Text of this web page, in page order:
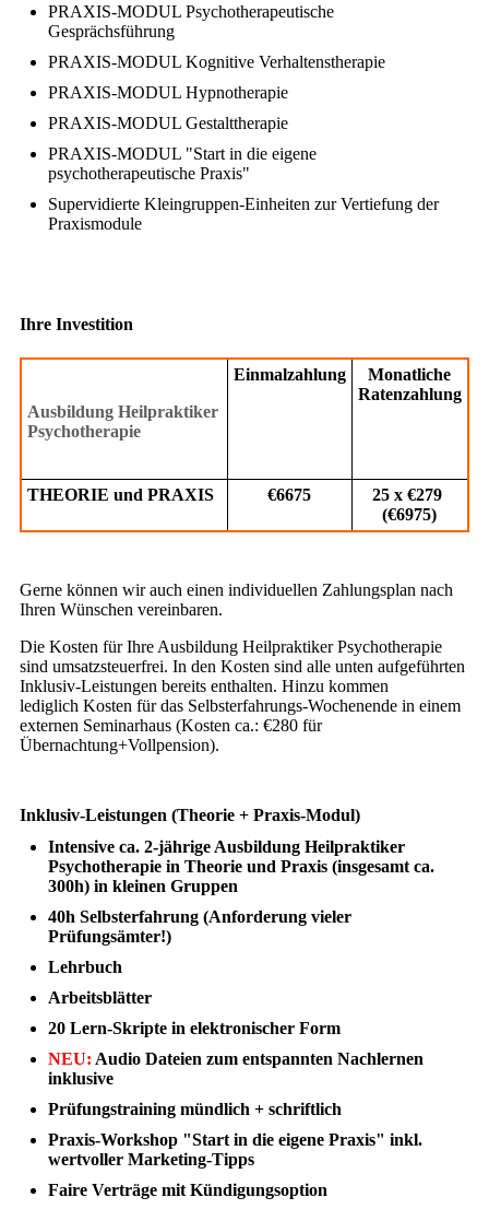
PRAXIS-MODUL Psychotherapeutische
Gesprächsführung
PRAXIS-MODUL Kognitive Verhaltenstherapie
PRAXIS-MODUL Hypnotherapie
PRAXIS-MODUL Gestalttherapie
PRAXIS-MODUL "Start in die eigene
psychotherapeutische Praxis"
Supervidierte Kleingruppen-Einheiten zur Vertiefung der
Praxismodule
Ihre Investition
Ausbildung Heilpraktiker
Psychotherapie
Einmalzahlung
Monatliche
Ratenzahlung
THEORIE und PRAXIS €6675
25 x €279
(€6975)
Gerne können wir auch einen individuellen Zahlungsplan nach
Ihren Wünschen vereinbaren.
Die Kosten für Ihre Ausbildung Heilpraktiker Psychotherapie
sind umsatzsteuerfrei. In den Kosten sind alle unten aufgeführten
Inklusiv-Leistungen bereits enthalten. Hinzu kommen
lediglich Kosten für das Selbsterfahrungs-Wochenende in einem
externen Seminarhaus (Kosten ca.: €280 für
Übernachtung+Vollpension).
Inklusiv-Leistungen (Theorie + Praxis-Modul)
Intensive ca. 2-jährige Ausbildung Heilpraktiker
Psychotherapie in Theorie und Praxis (insgesamt ca.
300h) in kleinen Gruppen
40h Selbsterfahrung (Anforderung vieler
Prüfungsämter!)
Lehrbuch
Arbeitsblätter
20 Lern-Skripte in elektronischer Form
NEU: Audio Dateien zum entspannten Nachlernen
inklusive
Prüfungstraining mündlich + schriftlich
Praxis-Workshop "Start in die eigene Praxis" inkl.
wertvoller Marketing-Tipps
Faire Verträge mit Kündigungsoption